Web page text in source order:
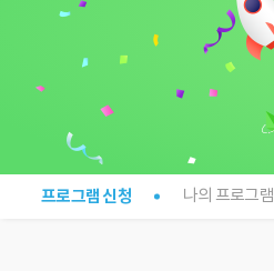
프로그램 신청 나의 프로그램